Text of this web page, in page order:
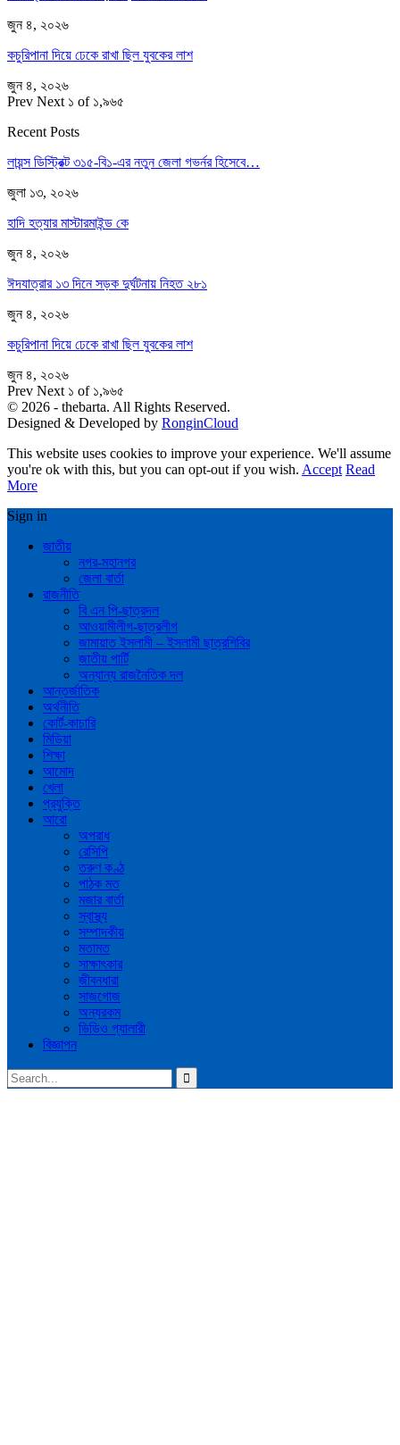
জুন ৪, ২০২৬
কচুরিপানা দিয়ে ঢেকে রাখা ছিল যুবকের লাশ
জুন ৪, ২০২৬
Prev Next ১ of ১,৯৬৫
Recent Posts
লায়ন্স ডিস্ট্রিক্ট ৩১৫-বি১-এর নতুন জেলা গভর্নর হিসেবে…
জুলা ১৩, ২০২৬
হাদি হত্যার মাস্টারমাইন্ড কে
জুন ৪, ২০২৬
ঈদযাত্রার ১৩ দিনে সড়ক দুর্ঘটনায় নিহত ২৮১
জুন ৪, ২০২৬
কচুরিপানা দিয়ে ঢেকে রাখা ছিল যুবকের লাশ
জুন ৪, ২০২৬
Prev Next ১ of ১,৯৬৫
© 2026 - thebarta. All Rights Reserved.
Designed & Developed by RonginCloud
This website uses cookies to improve your experience. We'll assume
you're ok with this, but you can opt-out if you wish. Accept Read
More
Sign in
জাতীয়
নগর-মহানগর
জেলা বার্তা
রাজনীতি
বি এন পি-ছাত্রদল
আওয়ামীলীগ-ছাত্রলীগ
জামায়াত ইসলামী – ইসলামী ছাত্রশিবির
জাতীয় পার্টি
অন্যান্য রাজনৈতিক দল
আন্তর্জাতিক
অর্থনীতি
কোর্ট-কাচারি
মিডিয়া
শিক্ষা
আমোদ
খেলা
প্রযুক্তি
আরো
অপরাধ
রেসিপি
তরুণ কণ্ঠ
পাঠক মত
মজার বার্তা
স্বাস্থ্য
সম্পাদকীয়
মতামত
সাক্ষাৎকার
জীবনধারা
সাজগোজ
অন্যরকম
ভিডিও গ্যালারী
বিজ্ঞাপন